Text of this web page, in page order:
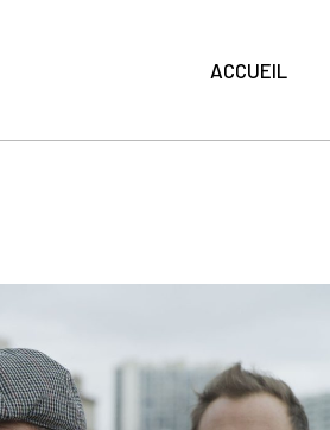
ACCUEIL